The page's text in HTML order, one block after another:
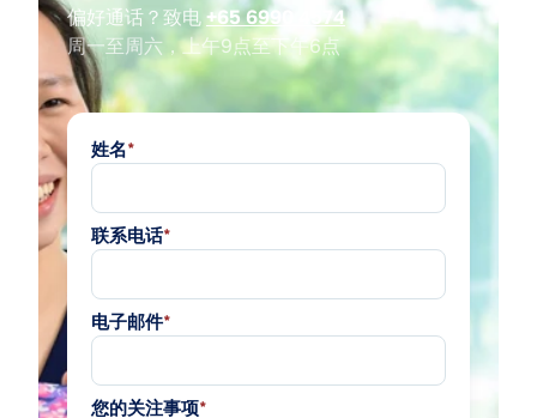
偏好通话？致电 +65 6990 4574
周一至周六，上午9点至下午6点
姓名*
联系电话*
电子邮件*
您的关注事项*